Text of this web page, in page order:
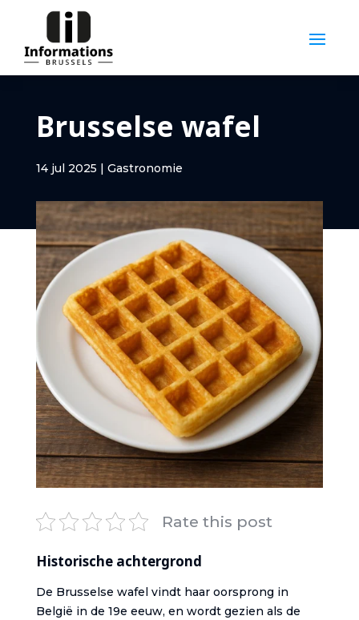
Brusselse wafel
14 jul 2025 | Gastronomie
Rate this post
Historische achtergrond
De Brusselse wafel vindt haar oorsprong in
België in de 19e eeuw, en wordt gezien als de